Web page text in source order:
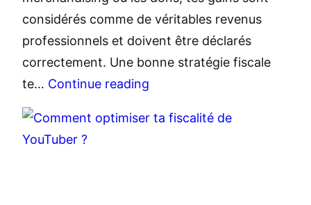
considérés comme de véritables revenus
professionnels et doivent être déclarés
correctement. Une bonne stratégie fiscale
te… Continue reading